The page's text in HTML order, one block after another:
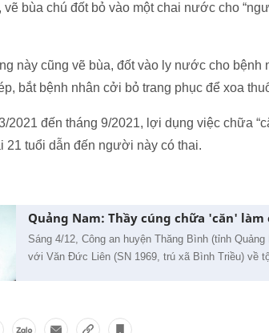
vẽ bùa chú đốt bỏ vào một chai nước cho
này cũng vẽ bùa, đốt vào ly nước cho bệnh
bắt bệnh nhân cởi bỏ trang phục để xoa
2021 đến tháng 9/2021, lợi dụng việc chữa
21 tuổi dẫn đến người này có thai.
Quảng Nam: Thầy cúng chữa 'căn'
Sáng 4/12, Công an huyện Thăng Bình (tỉnh
với Văn Đức Liên (SN 1969, trú xã Bình Triều) về